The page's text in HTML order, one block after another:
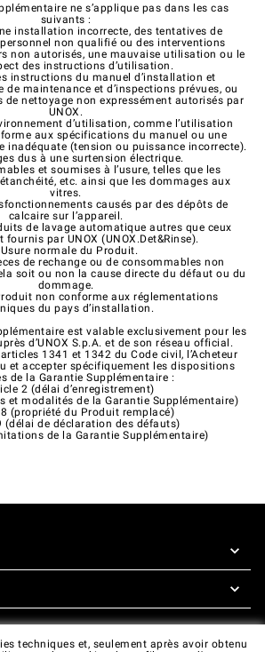
ne s’applique pas dans les cas
suivants :
installation incorrecte, des tentatives de
non qualifié ou des interventions
non autorisés, une mauvaise utilisation ou le
des instructions d’utilisation.
instructions du manuel d’installation et
de maintenance et d’inspections prévues, ou
nettoyage non expressément autorisés par
UNOX.
d’utilisation, comme l’utilisation
aux spécifications du manuel ou une
inadéquate (tension ou puissance incorrecte).
dus à une surtension électrique.
et soumises à l’usure, telles que les
etc. ainsi que les dommages aux
vitres.
causés par des dépôts de
calcaire sur l’appareil.
de lavage automatique autres que ceux
par UNOX (UNOX.Det&Rinse).
Usure normale du Produit.
de rechange ou de consommables non
soit ou non la cause directe du défaut ou du
dommage.
non conforme aux réglementations
du pays d’installation.
est valable exclusivement pour les
d’UNOX S.p.A. et de son réseau official.
1341 et 1342 du Code civil, l’Acheteur
et accepter spécifiquement les dispositions
de la Garantie Supplémentaire :
2 (délai d’enregistrement)
et modalités de la Garantie Supplémentaire)
8 (propriété du Produit remplacé)
(délai de déclaration des défauts)
de la Garantie Supplémentaire)
techniques et, seulement après avoir obtenu